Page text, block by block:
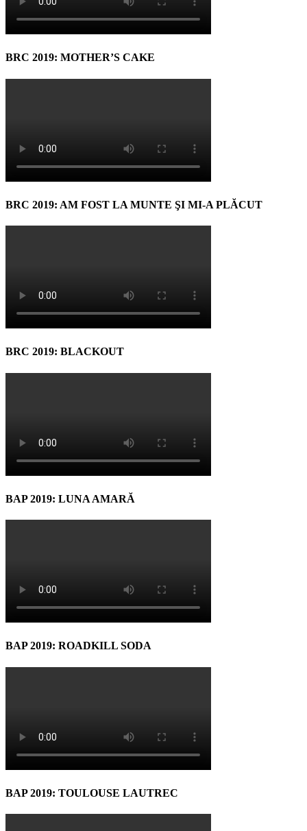
BRC 2019: MOTHER’S CAKE
BRC 2019: AM FOST LA MUNTE ŞI MI-A PLĂCUT
BRC 2019: BLACKOUT
BAP 2019: LUNA AMARĂ
BAP 2019: ROADKILL SODA
BAP 2019: TOULOUSE LAUTREC